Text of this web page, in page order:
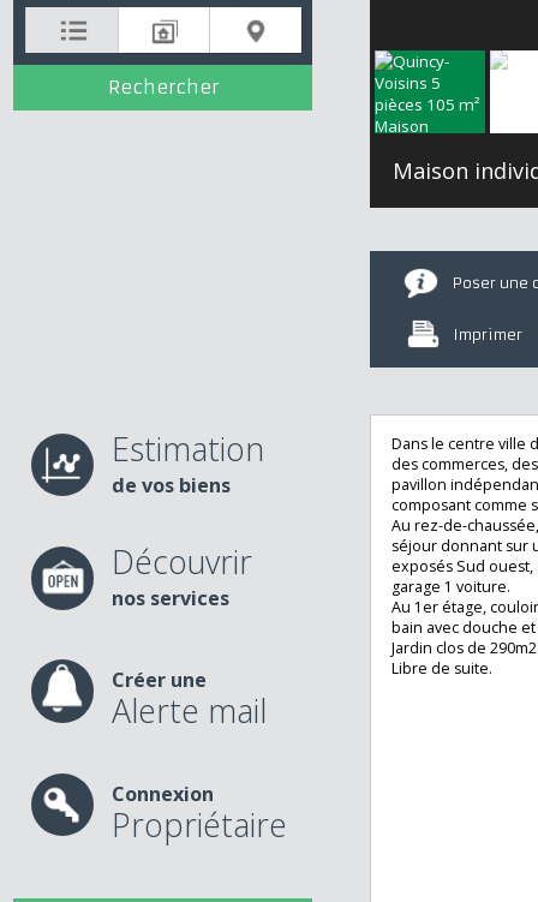
1 2 3 4 +
de vos biens
nos services
Alerte mail
Poser
Dans le centre
des
pavillon
composant
Au rez-de-
séjour donnant
exposés Sud
garage 1 voiture.
Au 1er étage,